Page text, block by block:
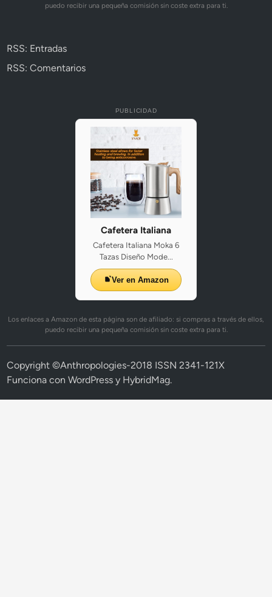
puedo recibir una pequeña comisión sin coste extra para ti.
RSS: Entradas
RSS: Comentarios
PUBLICIDAD
Cafetera Italiana
Cafetera Italiana Moka 6
Tazas Diseño Mode...
Ver en Amazon
Los enlaces a Amazon de esta página son de afiliado: si compras a través de ellos,
puedo recibir una pequeña comisión sin coste extra para ti.
Copyright ©Anthropologies-2018 ISSN 2341-121X
Funciona conWordPress y HybridMag.